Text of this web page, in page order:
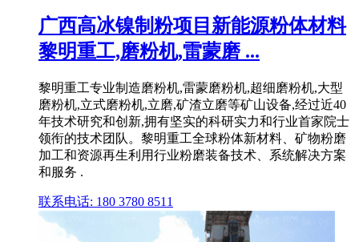
广西高冰镍制粉项目新能源粉体材料
黎明重工,磨粉机,雷蒙磨 ...
黎明重工专业制造磨粉机,雷蒙磨粉机,超细磨粉机,大型
磨粉机,立式磨粉机,立磨,矿渣立磨等矿山设备,经过近40
年技术研究和创新,拥有坚实的科研实力和行业首家院士
领衔的技术团队。黎明重工全球粉体新材料、矿物粉磨
加工和资源再生利用行业粉磨装备技术、系统解决方案
和服务 .
联系电话: 180 3780 8511